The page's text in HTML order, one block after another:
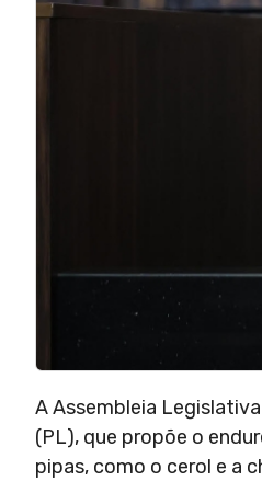
A Assembleia
(PL), que propõe o
pipas, como o cerol e a